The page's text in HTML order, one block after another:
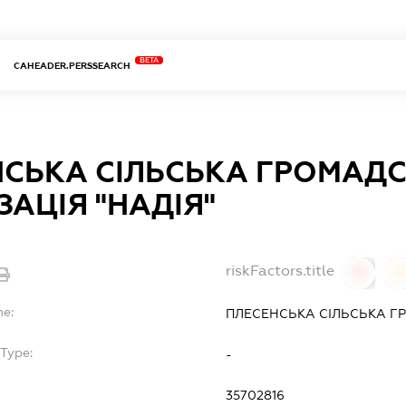
CAHEADER.PERSSEARCH
BETA
СІЛЬСЬКА
"НАДІЯ"
riskFactors.title
ПЛЕСЕНСЬКА СІЛЬСЬКА
-
35702816